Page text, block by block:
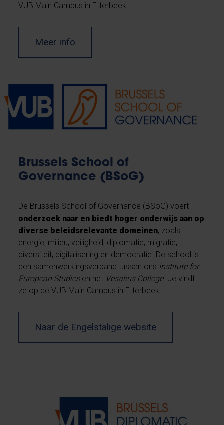
VUB Main Campus in Etterbeek.
Meer info
Brussels School of
Governance (BSoG)
De Brussels School of Governance (BSoG) voert
onderzoek naar en biedt hoger onderwijs aan op
diverse beleidsrelevante domeinen, zoals
energie, milieu, veiligheid, diplomatie, migratie,
diversiteit, digitalisering en democratie. De school is
een samenwerkingsverband tussen ons Institute for
European Studies en het Vesalius College. Je vindt
ze op de VUB Main Campus in Etterbeek.
Naar de Engelstalige website